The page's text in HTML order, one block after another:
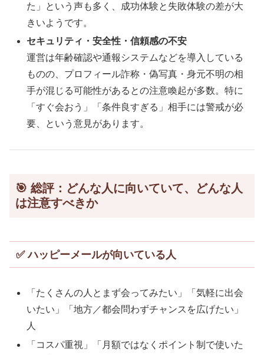
た」という声も多く、成功体験と失敗体験の差が大
きいようです。
セキュリティ・安全性・信頼感の不安
運営は年齢確認や通報システムなどを導入している
ものの、プロフィール詐称・偽写真・身元不明の相
手が混じる可能性があるとの注意喚起が多数。特に
「すぐ会おう」「条件良すぎる」相手には警戒が必
要、という意見があります。
🎯 総評：どんな人に向いていて、どんな人
は注意すべきか
✅ ハッピーメールが向いている人
「たくさんの人とまず会ってみたい」「気軽に出会
いたい」「地方／都会問わずチャンスを広げたい」
人
「コスパ重視」「月額ではなくポイント制で使いた